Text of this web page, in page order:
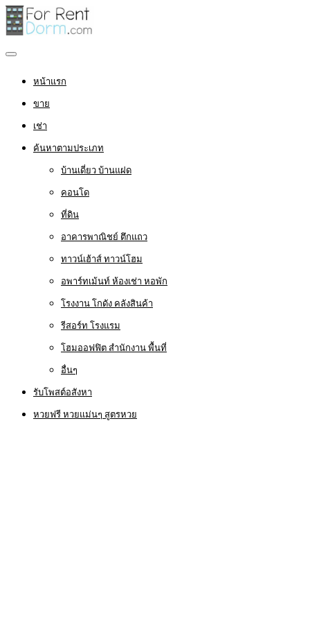
หน้าแรก
ขาย
เช่า
ค้นหาตามประเภท
บ้านเดี่ยว บ้านแฝด
คอนโด
ที่ดิน
อาคารพาณิชย์ ตึกแถว
ทาวน์เฮ้าส์ ทาวน์โฮม
อพาร์ทเม้นท์ ห้องเช่า หอพัก
โรงงาน โกดัง คลังสินค้า
รีสอร์ท โรงแรม
โฮมออฟฟิต สำนักงาน พื้นที่
อื่นๆ
รับโพสต์อสังหา
หวยฟรี หวยแม่นๆ สูตรหวย